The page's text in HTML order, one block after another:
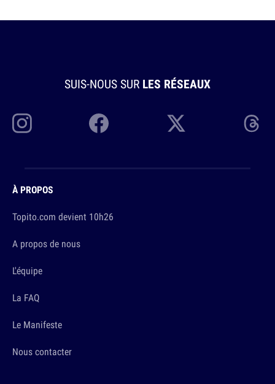
SUIS-NOUS SUR LES RÉSEAUX
À PROPOS
Topito.com devient 10h26
A propos de nous
L'équipe
La FAQ
Le Manifeste
Nous contacter